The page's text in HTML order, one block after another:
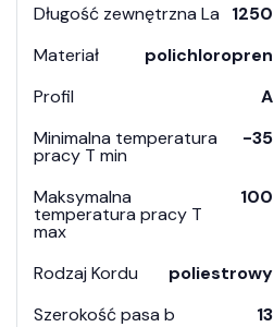
Długość zewnętrzna La
1250
Materiał
polichloropren
Profil
A
Minimalna temperatura
pracy T min
-35
Maksymalna
temperatura pracy T
max
100
Rodzaj Kordu
poliestrowy
Szerokość pasa b
13